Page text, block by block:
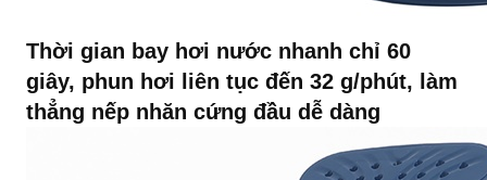
Thời gian bay hơi nước nhanh chỉ 60
giây, phun hơi liên tục đến 32 g/phút, làm
thẳng nếp nhăn cứng đầu dễ dàng